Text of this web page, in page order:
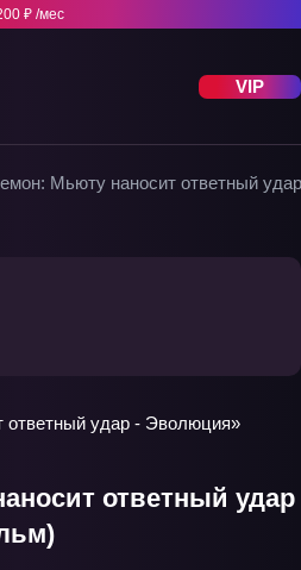
₽ /мес
VIP
Мьюту наносит ответный
ответный удар